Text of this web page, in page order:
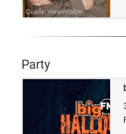
Quelle: Veranstalter
Party